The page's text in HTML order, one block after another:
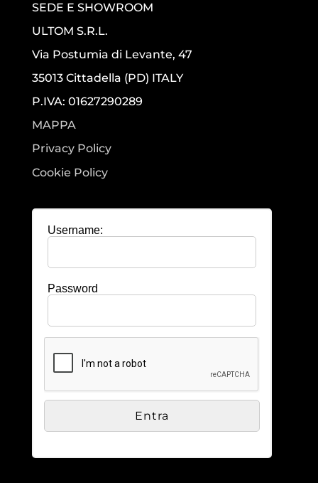
SEDE E SHOWROOM
ULTOM S.R.L.
Via Postumia di Levante, 47
35013 Cittadella (PD) ITALY
P.IVA: 01627290289
MAPPA
Privacy Policy
Cookie Policy
Username:
Password